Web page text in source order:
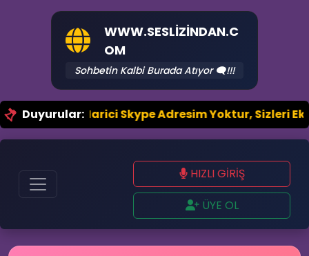
WWW.SESLIZINDAN.C
OM
Sohbetin Kalbi Burada Atıyor 🗨️!!!
Duyurular:Harici Skype Adresim Yoktur, Sizleri
HIZLI GİRİŞ
ÜYE OL